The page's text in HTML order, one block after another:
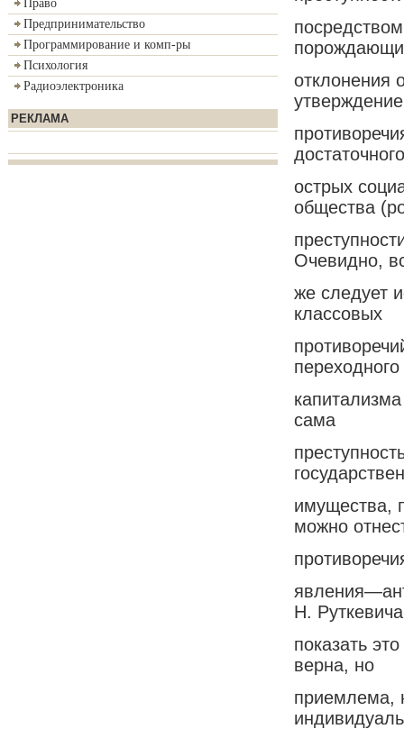
Право
Предпринимательство
Программирование и комп-ры
Психология
Радиоэлектроника
РЕКЛАМА
отклонения
острых
общества
Очевидно,
же следует
классовых
переходного
сама
имущества,
можно
Н. Руткевича
показать
верна, но
приемлема,